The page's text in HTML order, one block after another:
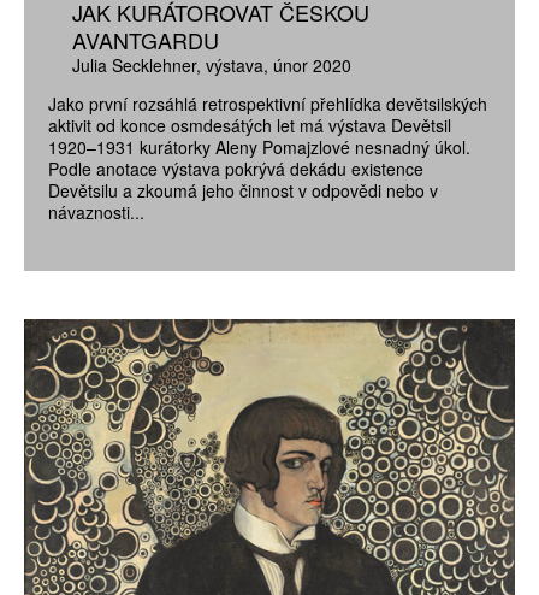
JAK KURÁTOROVAT ČESKOU
AVANTGARDU
Julia Secklehner výstava únor 2020
Jako první rozsáhlá retrospektivní přehlídka devětsilských
aktivit od konce osmdesátých let má výstava Devětsil
1920–1931 kurátorky Aleny Pomajzlové nesnadný úkol.
Podle anotace výstava pokrývá dekádu existence
Devětsilu a zkoumá jeho činnost v odpovědi nebo v
návaznosti...